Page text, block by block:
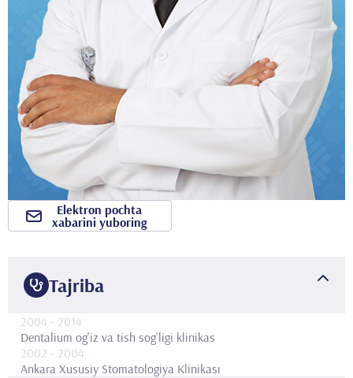
Tajriba
2004 - 2014
Dentalium og'iz va tish sog'ligi klinikas
2002 - 2004
Ankara Xususiy Stomatologiya Klinikası
Elektron pochta
xabarini yuboring